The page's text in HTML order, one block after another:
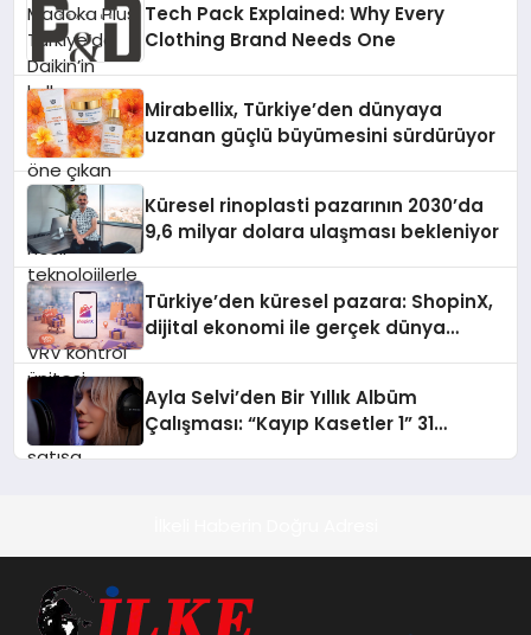
teknolojilerle donatılmış son modeli
VRV kontrol ünitesi Madoka Plus
Türkiye’de satışa sunuldu. Tam
dokunmatik ekranı, mobil uygulama
desteği ve akıllı sensör entegrasyonu
sayesinde iklimlendirme sistemlerinin
yönetimini daha kolay, konforlu ve
verimli hale getiriyor. Enerji
verimliliğini artırırken modern yaşam
Tech Pack Explained: Why Every
Clothing Brand Needs One
Mirabellix, Türkiye’den dünyaya
uzanan güçlü büyümesini sürdürüyor
Küresel rinoplasti pazarının 2030’da
9,6 milyar dolara ulaşması bekleniyor
Türkiye’den küresel pazara: ShopinX,
dijital ekonomi ile gerçek dünya
Ayla Selvi’den Bir Yıllık Albüm
Çalışması: “Kayıp Kasetler 1” 31